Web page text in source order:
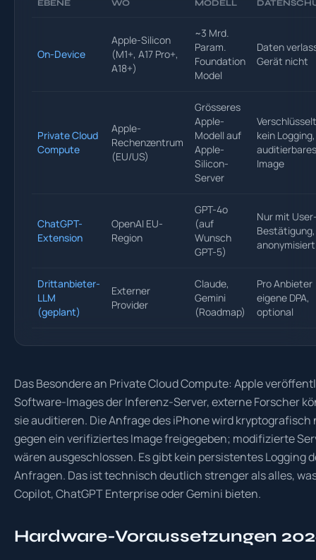
EBENE WO MODELL
On-Device
Apple-Silicon
(M1+, A17 Pro+,
A18+)
~3 Mrd.
Param.
Foundation
Model
Daten
Gerät nicht
Private Cloud
Compute
Apple-
Rechenzentrum
(EU/US)
Grösseres
Apple-
Modell auf
Apple-
Silicon-
Server
kein Logging,
auditierbares
Image
ChatGPT-
Extension
OpenAI EU-
Region
GPT-4o
(auf
Wunsch
GPT-5)
Nur mit
Bestätigung,
anonymisiert
Drittanbieter-
LLM
(geplant)
Externer
Provider
Claude,
Gemini
(Roadmap)
Pro Anbieter
eigene DPA,
optional
Das Besondere an Private Cloud Compute: Apple
Software-Images der Inferenz-Server, externe Forscher
sie auditieren. Die Anfrage des iPhone wird kryptografisch
gegen ein verifiziertes Image freigegeben; modifizierte
wären ausgeschlossen. Es gibt kein persistentes Logging
Anfragen. Das ist technisch deutlich strenger als alles,
Copilot, ChatGPT Enterprise oder Gemini bieten.
Hardware-Voraussetzungen